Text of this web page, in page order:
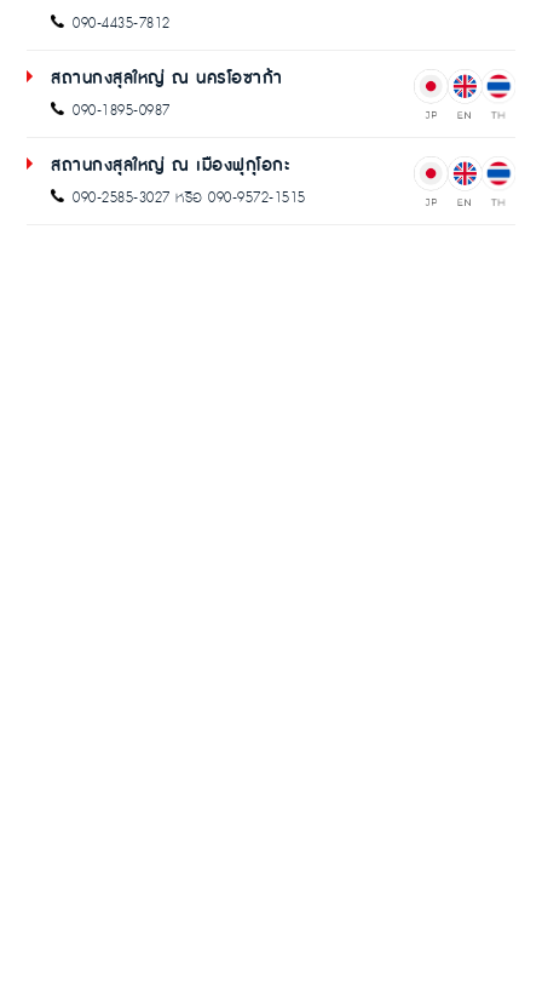
090-4435-7812
สถานกงสุลใหญ่ ณ นครโอซาก้า
090-1895-0987
สถานกงสุลใหญ่ ณ เมืองฟุกุโอกะ
090-2585-3027 หรือ 090-9572-1515